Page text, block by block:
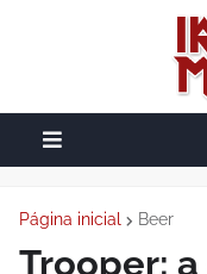
Página inicial Beer
Trooper: